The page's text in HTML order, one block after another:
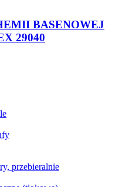
BASENOWEJ
29040
przebieralnie